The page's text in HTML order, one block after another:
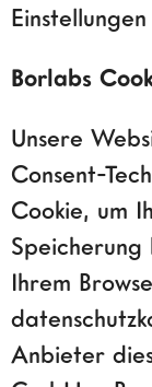
Borlabs
Unsere
Consent-
Cookie, um
Speicherung
Ihrem
Anbieter